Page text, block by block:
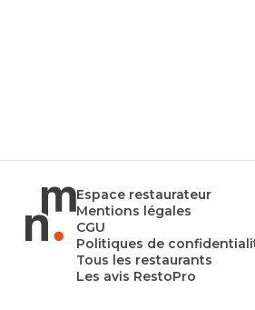
Espace restaurateur
Mentions légales
CGU
Politiques de
Tous les restaurants
Les avis RestoPro